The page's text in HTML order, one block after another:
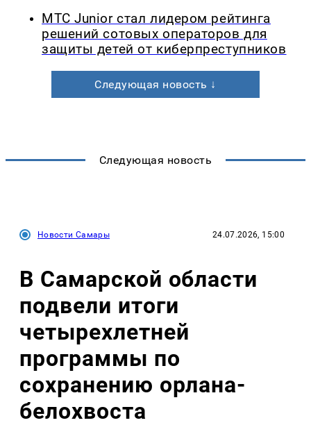
МТС Junior стал лидером рейтинга
решений сотовых операторов для
защиты детей от киберпреступников
Следующая новость ↓
Следующая новость
Новости Самары 24.07.2026, 15:00
В Самарской области
подвели итоги
четырехлетней
программы по
сохранению орлана-
белохвоста